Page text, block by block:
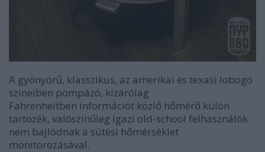
A gyönyörű, klasszikus, az amerikai és texasi lobogó
színeiben pompázó, kizárólag
Fahrenheitben információt közlő hőmérő külön
tartozék, valószínűleg igazi old-school felhasználók
nem bajlódnak a sütési hőmérséklet
monitorozásával.